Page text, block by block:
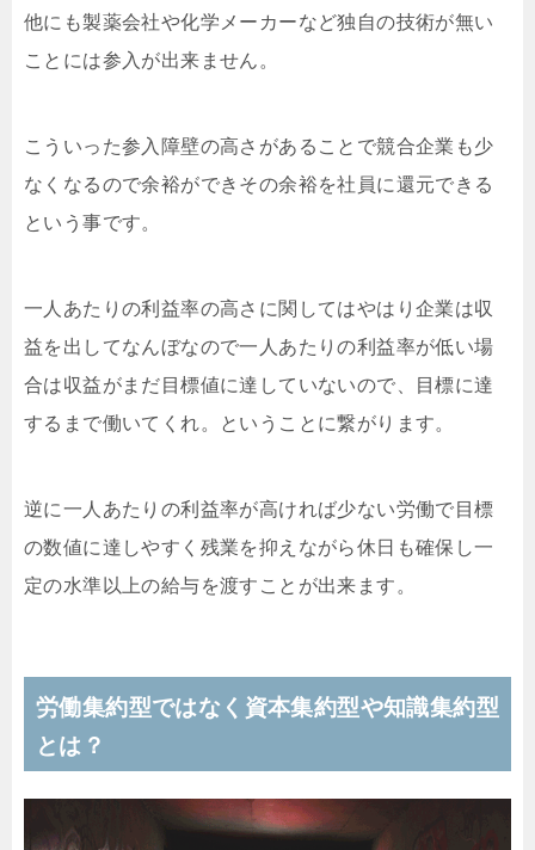
他にも製薬会社や化学メーカーなど独自の技術が無い
ことには参入が出来ません。
こういった参入障壁の高さがあることで競合企業も少
なくなるので余裕ができその余裕を社員に還元できる
という事です。
一人あたりの利益率の高さに関してはやはり企業は収
益を出してなんぼなので一人あたりの利益率が低い場
合は収益がまだ目標値に達していないので、目標に達
するまで働いてくれ。ということに繋がります。
逆に一人あたりの利益率が高ければ少ない労働で目標
の数値に達しやすく残業を抑えながら休日も確保し一
定の水準以上の給与を渡すことが出来ます。
労働集約型ではなく資本集約型や知識集約型
とは？